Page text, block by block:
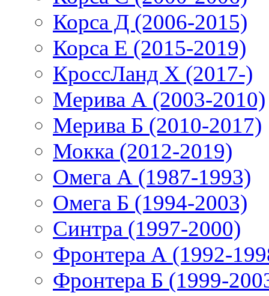
Корса Д (2006-2015)
Корса E (2015-2019)
КроссЛанд X (2017-)
Мерива А (2003-2010)
Мерива Б (2010-2017)
Мокка (2012-2019)
Омега А (1987-1993)
Омега Б (1994-2003)
Синтра (1997-2000)
Фронтера А (1992-
Фронтера Б (1999-